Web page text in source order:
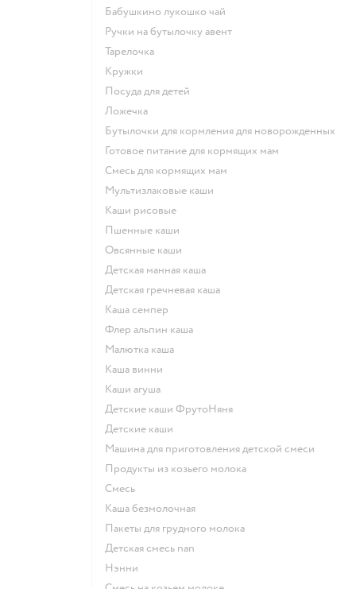
бабушкино лукошко чай
ручки на бутылочку авент
тарелочка
кружки
посуда для детей
ложечка
бутылочки для кормления для новорожденных
готовое питание для кормящих мам
смесь для кормящих мам
Мультизлаковые каши
Каши рисовые
Пшенные каши
овсянные каши
детская манная каша
детская гречневая каша
каша семпер
флер альпин каша
малютка каша
каша винни
каши агуша
Детские каши ФрутоНяня
детские каши
машина для приготовления детской смеси
продукты из козьего молока
смесь
каша безмолочная
пакеты для грудного молока
детская смесь nan
нэнни